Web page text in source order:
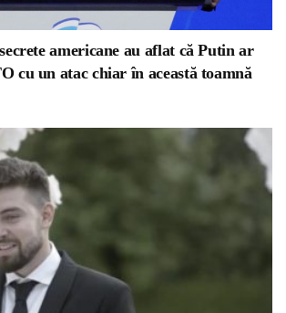
americane au aflat că Putin ar
cu un atac chiar în această toamnă